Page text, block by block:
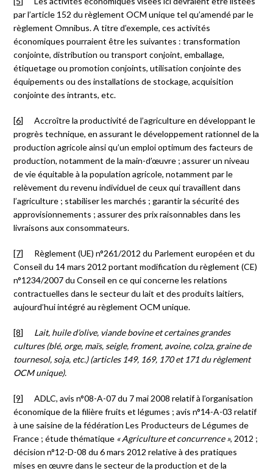
par l’article 152 du règlement OCM unique tel qu’amendé par le
règlement Omnibus. A titre d’exemple, ces activités
économiques pourraient être les suivantes : transformation
conjointe, distribution ou transport conjoint, emballage,
étiquetage ou promotion conjoints, utilisation conjointe des
équipements ou des installations de stockage, acquisition
conjointe des intrants, etc.
[6] Accroître la productivité de l’agriculture en développant le
progrès technique, en assurant le développement rationnel de la
production agricole ainsi qu’un emploi optimum des facteurs de
production, notamment de la main-d’œuvre ; assurer un niveau
de vie équitable à la population agricole, notamment par le
relèvement du revenu individuel de ceux qui travaillent dans
l’agriculture ; stabiliser les marchés ; garantir la sécurité des
approvisionnements ; assurer des prix raisonnables dans les
livraisons aux consommateurs.
[7] Règlement (UE) n°261/2012 du Parlement européen et du
Conseil du 14 mars 2012 portant modification du règlement (CE)
n°1234/2007 du Conseil en ce qui concerne les relations
contractuelles dans le secteur du lait et des produits laitiers,
aujourd’hui intégré au règlement OCM unique.
[8]
Lait, huile d’olive, viande bovine et certaines grandes
cultures (blé, orge, maïs, seigle, froment, avoine, colza, graine de
tournesol, soja, etc.) (articles 149, 169, 170 et 171 du règlement
OCM unique).
[9] ADLC, avis n°08-A-07 du 7 mai 2008 relatif à l’organisation
économique de la filière fruits et légumes ; avis n°14-A-03 relatif
à une saisine de la fédération Les Producteurs de Légumes de
France ; étude thématique « Agriculture et concurrence », 2012 ;
décision n°12-D-08 du 6 mars 2012 relative à des pratiques
mises en œuvre dans le secteur de la production et de la